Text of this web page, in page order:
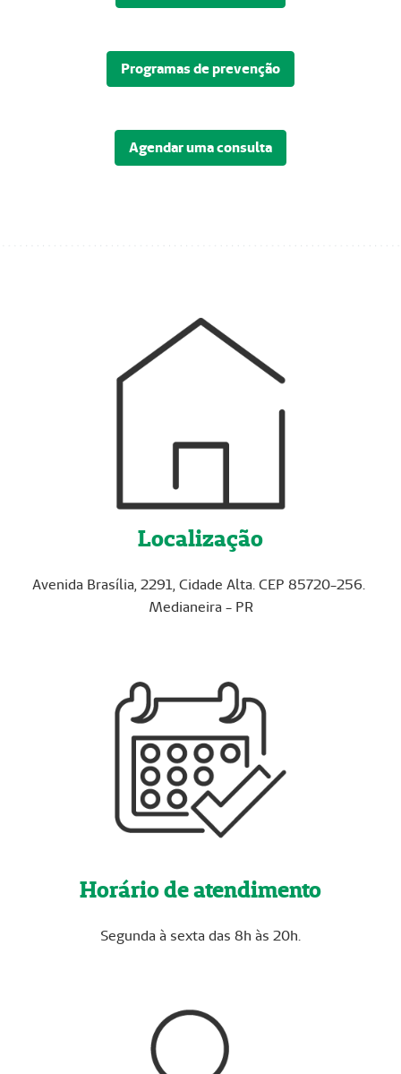
Programas de prevenção
Agendar uma consulta
Localização
Avenida Brasília, 2291, Cidade Alta. CEP 85720-256.
Medianeira - PR
Horário de atendimento
Segunda à sexta das 8h às 20h.